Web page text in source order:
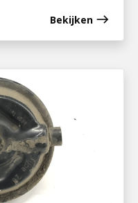
Bekijken east